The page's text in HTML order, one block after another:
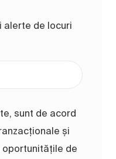
alerte de locuri
sunt de acord
și
oportunitățile de